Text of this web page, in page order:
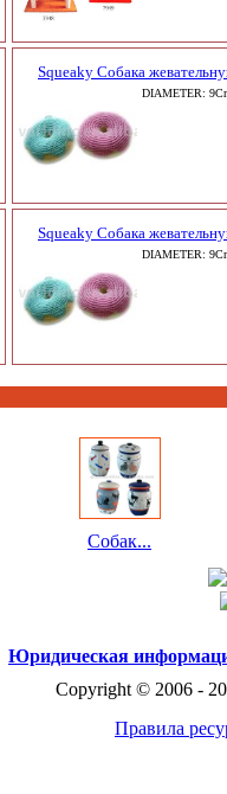
Squeaky Собака
DIAMETER:
Squeaky Собака
DIAMETER:
Собак...
Юридическая
Copyright © 2006 -
Правила